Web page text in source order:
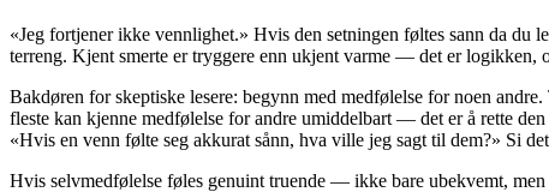
«Jeg fortjener ikke vennlighet.» Hvis den setningen føltes sann da du
terreng. Kjent smerte er tryggere enn ukjent varme — det er logikken,
Bakdøren for skeptiske lesere: begynn med medfølelse for noen
fleste kan kjenne medfølelse for andre umiddelbart — det er å rette
«Hvis en venn følte seg akkurat sånn, hva ville jeg sagt til dem?» Si
Hvis selvmedfølelse føles genuint truende — ikke bare ubekvemt,